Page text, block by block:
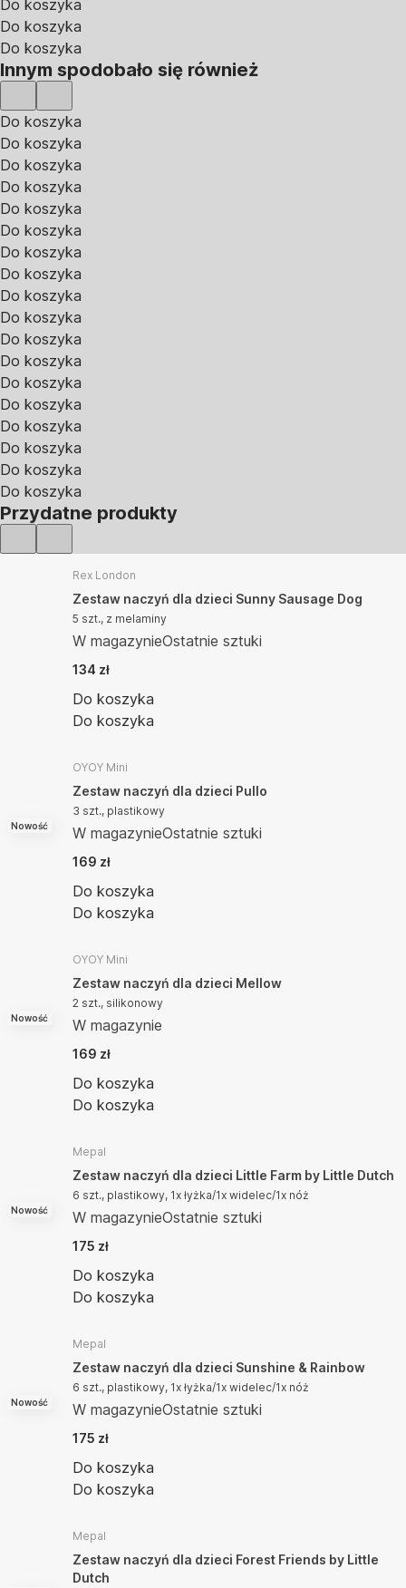
Do koszyka
Do koszyka
Do koszyka
Innym spodobało się również
Do koszyka
Do koszyka
Do koszyka
Do koszyka
Do koszyka
Do koszyka
Do koszyka
Do koszyka
Do koszyka
Do koszyka
Do koszyka
Do koszyka
Do koszyka
Do koszyka
Do koszyka
Do koszyka
Do koszyka
Do koszyka
Przydatne produkty
Rex London
Zestaw naczyń dla dzieci Sunny Sausage Dog
5 szt., z melaminy
W magazynieOstatnie sztuki
134 zł
Do koszyka
Do koszyka
Nowość
OYOY Mini
Zestaw naczyń dla dzieci Pullo
3 szt., plastikowy
W magazynieOstatnie sztuki
169 zł
Do koszyka
Do koszyka
Nowość
OYOY Mini
Zestaw naczyń dla dzieci Mellow
2 szt., silikonowy
W magazynie
169 zł
Do koszyka
Do koszyka
Nowość
Mepal
Zestaw naczyń dla dzieci Little Farm by Little Dutch
6 szt., plastikowy, 1x łyżka/1x widelec/1x nóż
W magazynieOstatnie sztuki
175 zł
Do koszyka
Do koszyka
Nowość
Mepal
Zestaw naczyń dla dzieci Sunshine & Rainbow
6 szt., plastikowy, 1x łyżka/1x widelec/1x nóż
W magazynieOstatnie sztuki
175 zł
Do koszyka
Do koszyka
Mepal
Zestaw naczyń dla dzieci Forest Friends by Little
Dutch